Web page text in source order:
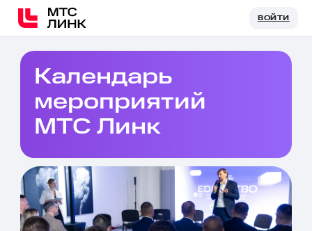
ВОЙТИВОЙТИ
Календарь
мероприятий
МТС Линк